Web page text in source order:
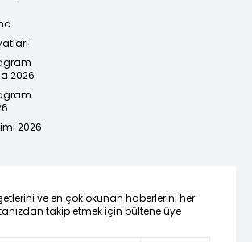
2026
2026
ve en çok okunan haberlerini her
takip etmek için bültene üye